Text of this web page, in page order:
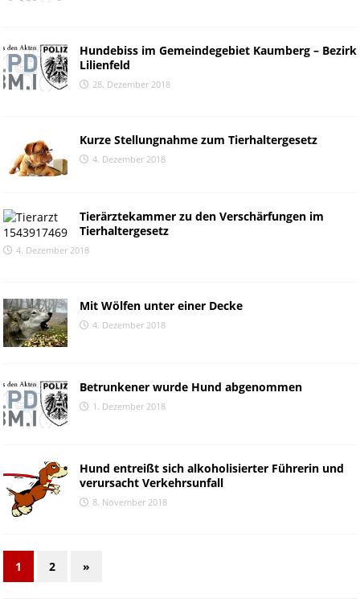
Hundebiss im Gemeindegebiet Kaumberg – Bezirk
Lilienfeld
28. Dezember 2018
Kurze Stellungnahme zum Tierhaltergesetz
4. Dezember 2018
Tierärztekammer zu den Verschärfungen im
Tierhaltergesetz
4. Dezember 2018
Mit Wölfen unter einer Decke
4. Dezember 2018
Betrunkener wurde Hund abgenommen
1. Dezember 2018
Hund entreißt sich alkoholisierter Führerin und
verursacht Verkehrsunfall
8. November 2018
1 2 »